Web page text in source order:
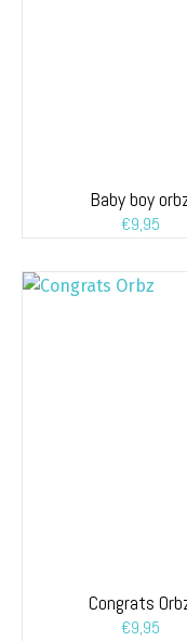
Baby boy
€9,95
Congrats
€9,95